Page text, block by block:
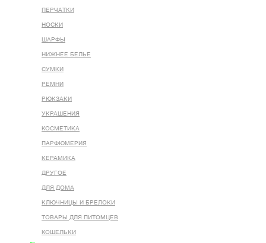
ПЕРЧАТКИ
НОСКИ
ШАРФЫ
НИЖНЕЕ БЕЛЬЕ
СУМКИ
РЕМНИ
РЮКЗАКИ
УКРАШЕНИЯ
КОСМЕТИКА
ПАРФЮМЕРИЯ
КЕРАМИКА
ДРУГОЕ
ДЛЯ ДОМА
КЛЮЧНИЦЫ И БРЕЛОКИ
ТОВАРЫ ДЛЯ ПИТОМЦЕВ
КОШЕЛЬКИ